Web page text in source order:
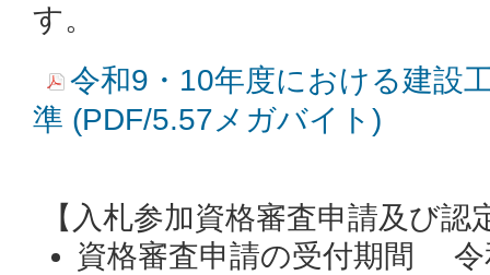
す。
令和9・10年度における建設
準 (PDF/5.57メガバイト)
【入札参加資格審査申請及び認
資格審査申請の受付期間 令